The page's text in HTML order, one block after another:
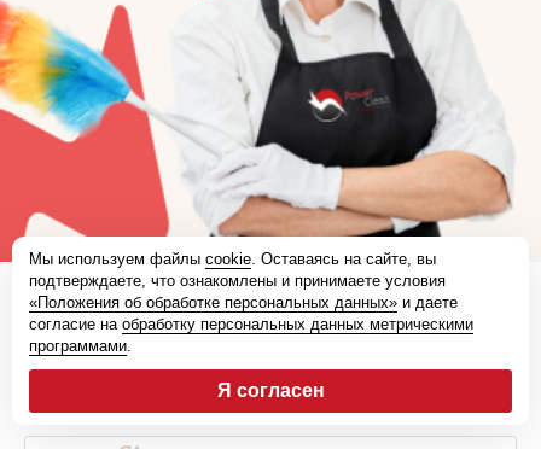
Клининговая компания
Мы используем файлы cookie. Оставаясь на сайте, вы
подтверждаете, что ознакомлены и принимаете условия
«Положения об обработке персональных данных» и даете
согласие на обработку персональных данных метрическими
программами.
Я согласен